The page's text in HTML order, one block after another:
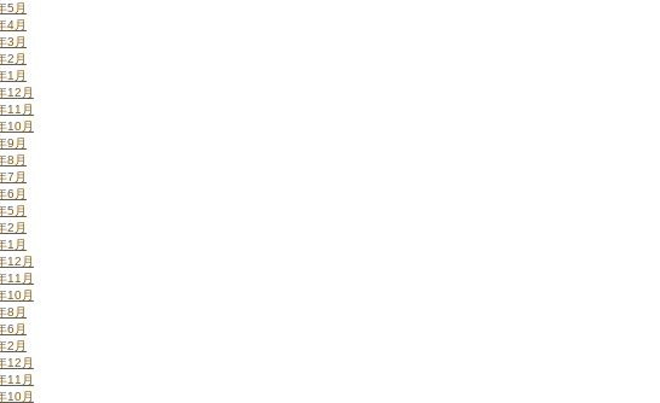
5月
4月
3月
2月
1月
12月
11月
10月
9月
8月
7月
6月
5月
2月
1月
12月
11月
10月
8月
6月
2月
12月
11月
10月